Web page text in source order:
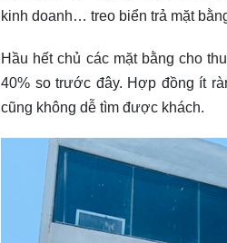
kinh doanh… treo biển trả mặt
Hầu hết chủ các mặt bằng cho
40% so trước đây. Hợp đồng ít
cũng không dễ tìm được khách.